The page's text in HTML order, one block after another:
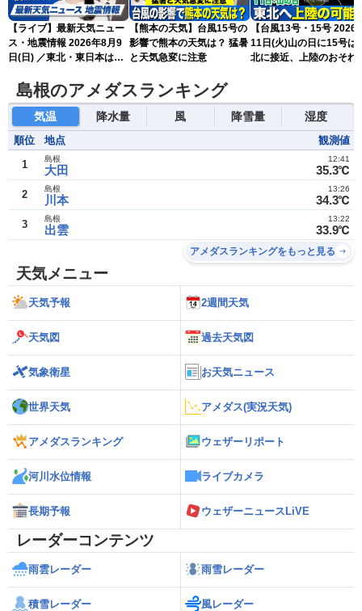
【ライブ】最新天気ニュー
ス・地震情報 2026年8月9
日(日) ／東北・東日本は急
ュースLiVEムーン・駒木結
衣／芳野達郎〉
【熊本の天気】台風15号の
影響で熊本の天気は？ 猛暑
と天気急変に注意
【台風13号・15号 2026
11日(火)山の日に15号は
北に接近、上陸のおそれ
島根のアメダスランキング
気温 降水量 風 降雪量 湿度
順位 地点 観測値
1 大田
島根
35.3℃
12:41
2 川本
島根
34.3℃
13:26
3 出雲
島根
33.9℃
13:22
アメダスランキングをもっと見る
天気メニュー
天気予報 2週間天気
天気図 過去天気図
気象衛星 お天気ニュース
世界天気 アメダス(実況天気)
アメダスランキング ウェザーリポート
河川水位情報 ライブカメラ
長期予報 ウェザーニュースLiVE
レーダーコンテンツ
雨雲レーダー 雨雪レーダー
積雪レーダー 風レーダー